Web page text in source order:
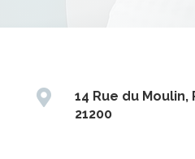

14 Rue du
21200